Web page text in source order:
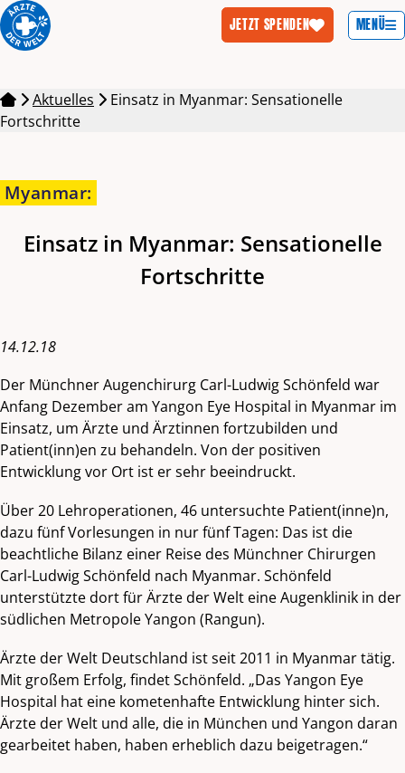
JETZT SPENDEN MENÜ
Aktuelles
Einsatz in Myanmar: Sensationelle
Fortschritte
Myanmar:
Einsatz in Myanmar: Sensationelle
Fortschritte
14.12.18
Der Münchner Augenchirurg Carl-Ludwig Schönfeld war
Anfang Dezember am Yangon Eye Hospital in Myanmar im
Einsatz, um Ärzte und Ärztinnen fortzubilden und
Patient(inn)en zu behandeln. Von der positiven
Entwicklung vor Ort ist er sehr beeindruckt.
Über 20 Lehroperationen, 46 untersuchte Patient(inne)n,
dazu fünf Vorlesungen in nur fünf Tagen: Das ist die
beachtliche Bilanz einer Reise des Münchner Chirurgen
Carl-Ludwig Schönfeld nach Myanmar. Schönfeld
unterstützte dort für Ärzte der Welt eine Augenklinik in der
südlichen Metropole Yangon (Rangun).
Ärzte der Welt Deutschland ist seit 2011 in Myanmar tätig.
Mit großem Erfolg, findet Schönfeld. „Das Yangon Eye
Hospital hat eine kometenhafte Entwicklung hinter sich.
Ärzte der Welt und alle, die in München und Yangon daran
gearbeitet haben, haben erheblich dazu beigetragen.“